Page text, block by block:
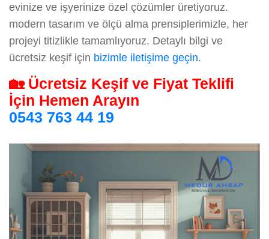
evinize ve işyerinize özel çözümler üretiyoruz.
modern tasarım ve ölçü alma prensiplerimizle, her
projeyi titizlikle tamamlıyoruz. Detaylı bilgi ve
ücretsiz keşif için bizimle iletişime geçin.
🏡 Ücretsiz Keşif ve Fiyat Teklifi
İçin Hemen Arayın
0543 763 44 19